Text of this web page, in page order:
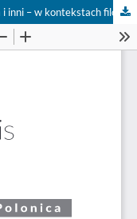
Tom 59 Nr 4 (2020): Kafka, Mrożek, Lem i inni – w kontekstach filozoficznych / Kafka, Mrożek, Lem and others – in philosophical contexts